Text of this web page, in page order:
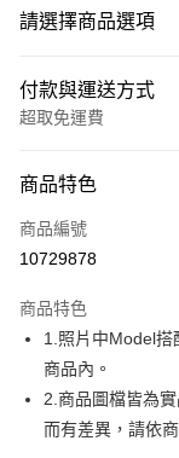
請選擇商品選項
付款與運送方式
超取免運費
信用卡一次付款
超商取貨付款
ATM付款
運送方式
全家取貨付款
商品特色
商品編號
10729878
商品特色
1.照片中Model搭
商品內。
2.商品圖檔皆為
而有差異，請依